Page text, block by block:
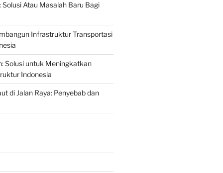
Solusi Atau Masalah Baru Bagi
Infrastruktur Transportasi
Solusi untuk Meningkatkan
Indonesia
di Jalan Raya: Penyebab dan